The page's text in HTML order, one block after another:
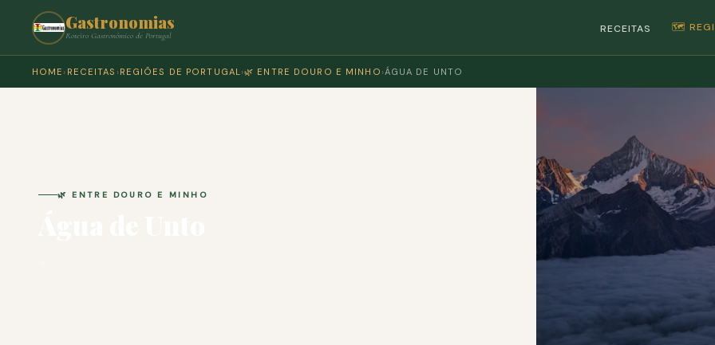
Gastronomias
Roteiro Gastronómico de Portugal
RECEITAS 🗺️
HOME › RECEITAS › REGIÕES DE PORTUGAL ›🌿 ENTRE DOURO E MINHO › ÁGUA DE UNTO
🌿 ENTRE DOURO E MINHO